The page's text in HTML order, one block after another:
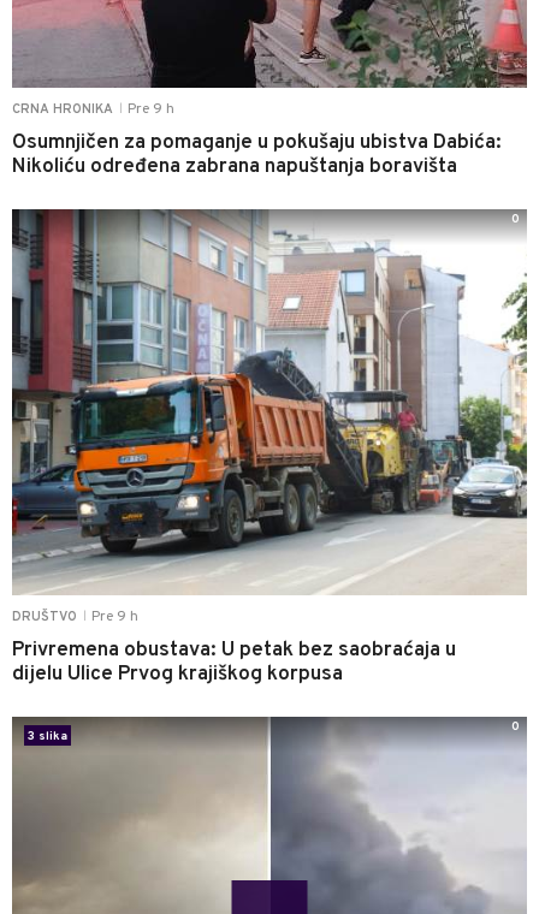
CRNA HRONIKA Pre 9 h
Osumnjičen za pomaganje u pokušaju ubistva Dabića:
Nikoliću određena zabrana napuštanja boravišta
DRUŠTVO Pre 9 h
Privremena obustava: U petak bez saobraćaja u
dijelu Ulice Prvog krajiškog korpusa
0
3 slika
0